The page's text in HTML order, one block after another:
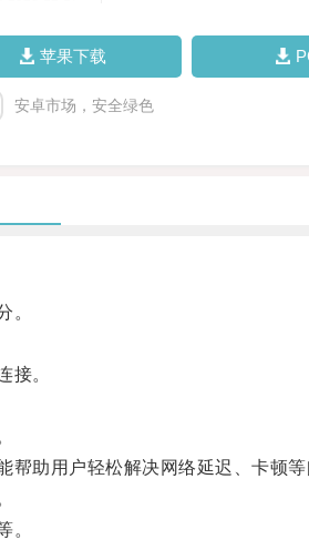
苹果下载
安卓市场，安全绿色
。
接。
助用户轻松解决网络延迟、卡顿等
。